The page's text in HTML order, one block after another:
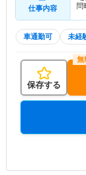
仕事内容
問
車通勤可 未経
保存する